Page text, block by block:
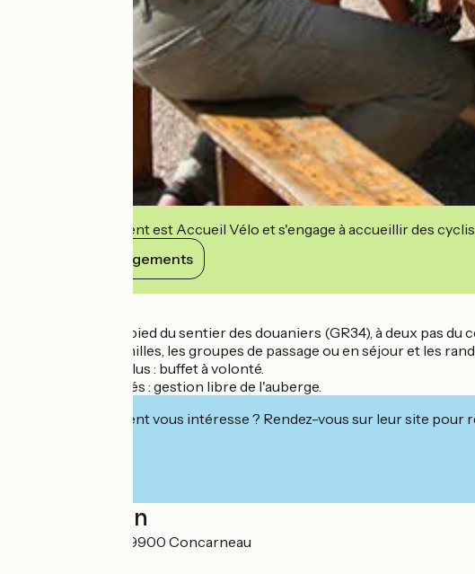
Cet établissement est Accueil Vélo et s'engage à accueillir des
Voir ses engagements
Face à l'océan, au pied du sentier des douaniers (GR34), à deux pas
individuels, les familles, les groupes de passage ou en séjour et les
Petit déjeuner inclus : buffet à volonté.
Selon disponibilités : gestion libre de l'auberge.
Cet établissement vous intéresse ? Rendez-vous sur leur site pour
Localisation
Quai de la Croix 29900 Concarneau